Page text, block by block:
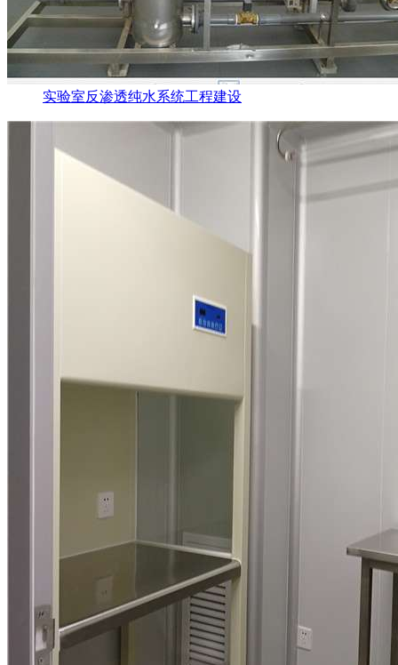
实验室反渗透纯水系统工程建设